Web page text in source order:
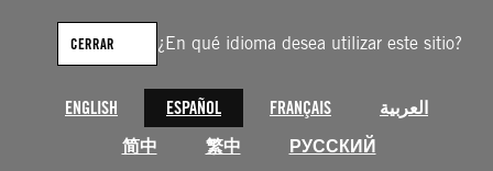
¿En qué idioma desea utilizar este sitio?
ENGLISH ESPAÑOL FRANÇAIS
العربية
简中
繁中 РУССКИЙ
CERRAR
contenido